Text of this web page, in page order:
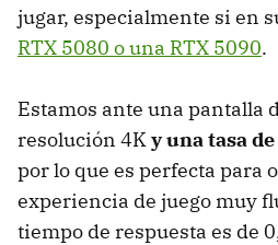
jugar, especialmente si en
RTX 5080 o una RTX 5090.
Estamos ante una pantalla
resolución 4Ky una tasa
por lo que es perfecta para
experiencia de juego muy
tiempo de respuesta es de